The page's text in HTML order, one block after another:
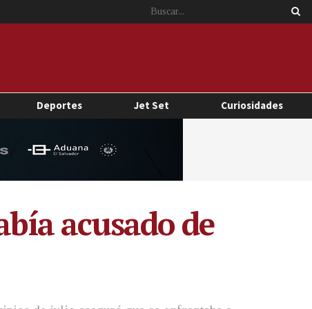
Deportes Jet Set Curiosidades
acusado de